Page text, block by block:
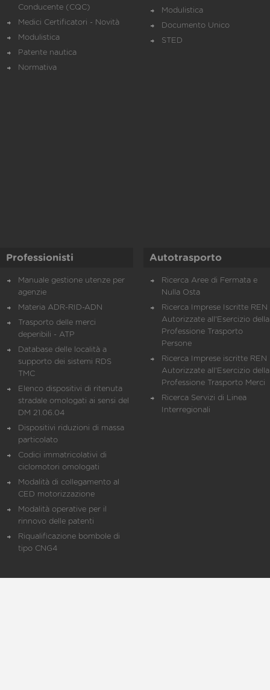
Conducente (CQC)
Medici Certificatori - Novità
Modulistica
Patente nautica
Normativa
Modulistica
Documento Unico
STED
Professionisti
Manuale gestione utenze per
agenzie
Materia ADR-RID-ADN
Trasporto delle merci
deperibili - ATP
Database delle località a
supporto dei sistemi RDS
TMC
Elenco dispositivi di ritenuta
stradale omologati ai sensi del
DM 21.06.04
Dispositivi riduzioni di massa
particolato
Codici immatricolativi di
ciclomotori omologati
Modalità di collegamento al
CED motorizzazione
Modalità operative per il
rinnovo delle patenti
Riqualificazione bombole di
tipo CNG4
Autotrasporto
Ricerca Aree di Fermata e
Nulla Osta
Ricerca Imprese Iscritte REN
Autorizzate all'Esercizio della
Professione Trasporto
Persone
Ricerca Imprese iscritte REN
Autorizzate all'Esercizio della
Professione Trasporto Merci
Ricerca Servizi di Linea
Interregionali